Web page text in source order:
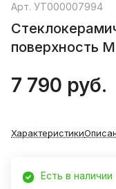
Арт. УТ000007994
поверхность
7 790 руб.
Характеристики
Есть в наличии